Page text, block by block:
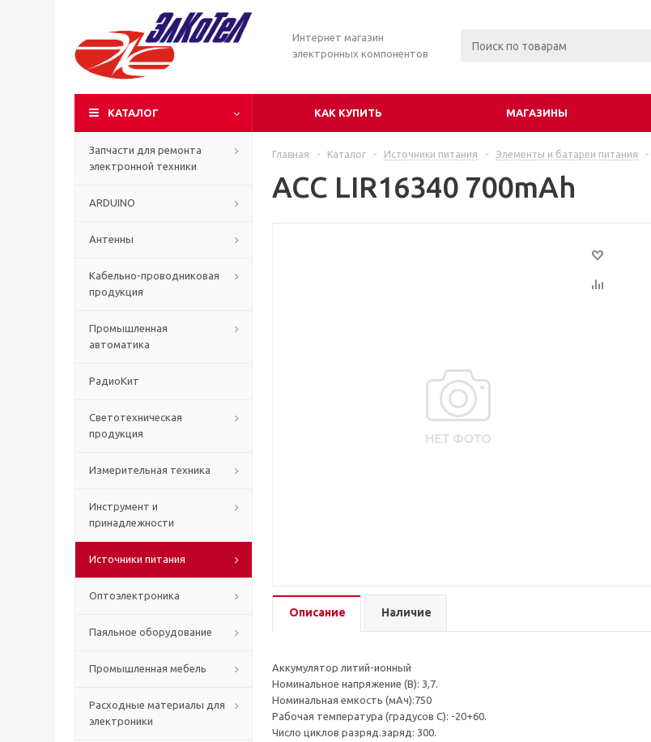
Интернет магазин
электронных компонентов
КАТАЛОГ КАК КУПИТЬ МАГАЗИНЫ
Запчасти для ремонта
электронной техники
ARDUINO
Антенны
Кабельно-проводниковая
продукция
Промышленная
автоматика
РадиоКит
Светотехническая
продукция
Измерительная техника
Инструмент и
принадлежности
Источники питания
Оптоэлектроника
Паяльное оборудование
Промышленная мебель
Расходные материалы для
электроники
Главная - Каталог - Источники питания - Элементы и батареи питания -
ACC LIR16340 700mAh
Описание Наличие
Аккумулятор литий-ионный
Номинальное напряжение (В): 3,7.
Номинальная емкость (мАч):750
Рабочая температура (градусов С): -20+60.
Число циклов разряд.заряд: 300.